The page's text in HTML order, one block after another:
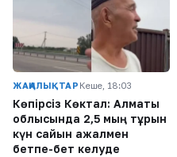
ЖАҢАЛЫҚТАР Кеше, 18:03
Көпірсіз Көктaл: Алматы
облысында 2,5 мың тұрғын
күн сайын ажалмен
бетпе-бет келуде